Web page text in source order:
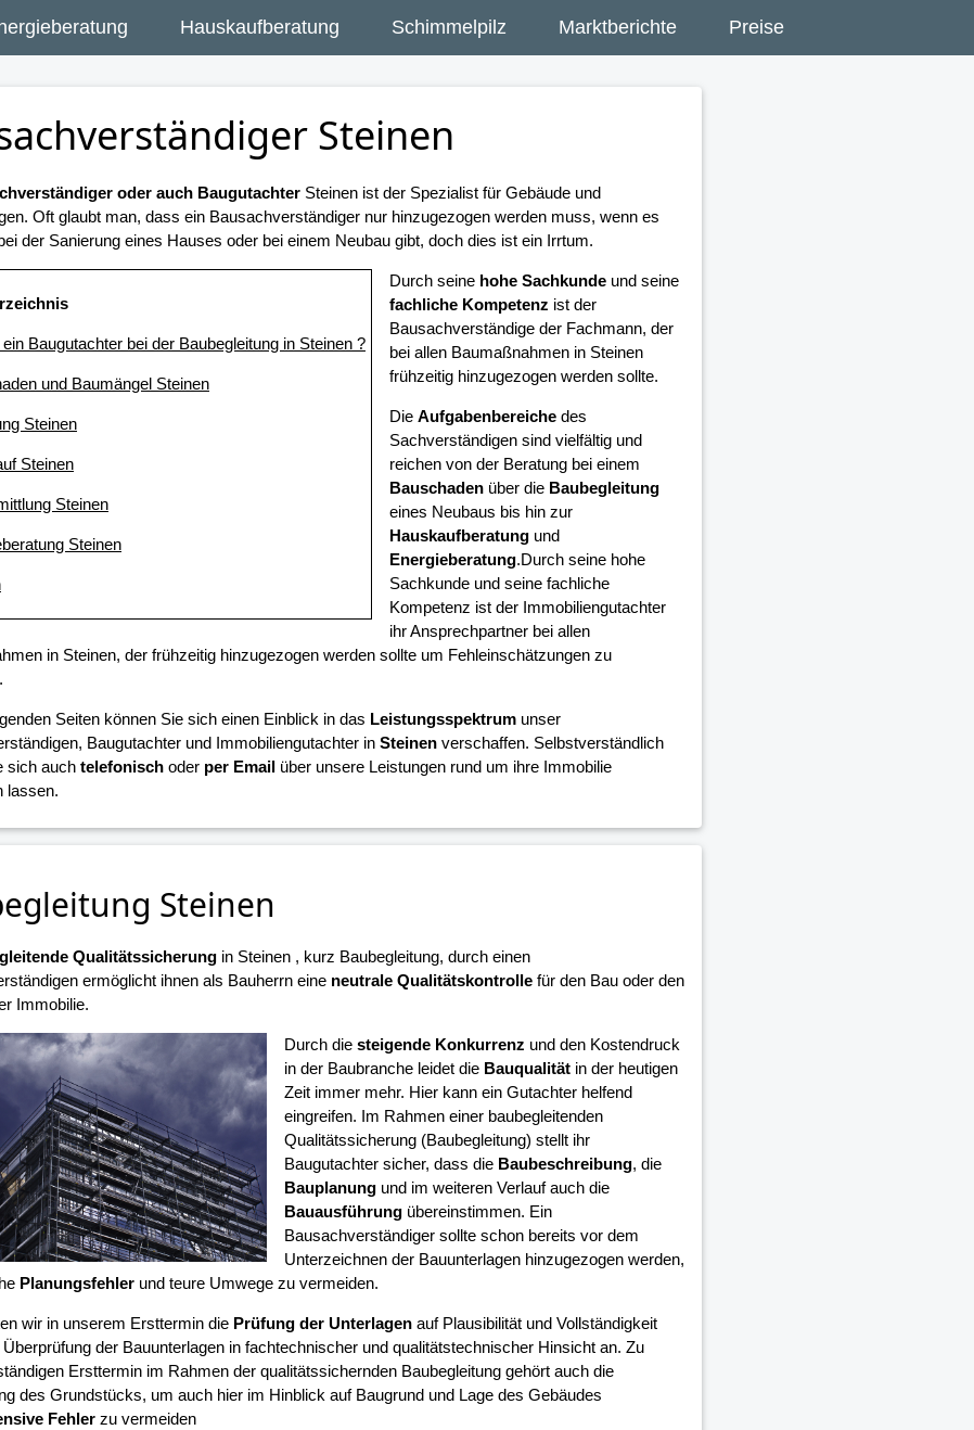
Hauskaufberatung Schimmelpilz Marktberichte Preise
Steinen
oder auch BaugutachterSteinen ist der Spezialist für Gebäude und
Oft glaubt man, dass ein Bausachverständiger nur hinzugezogen werden muss, wenn es
der Sanierung eines Hauses oder bei einem Neubau gibt, doch dies ist ein Irrtum.
ein Baugutachter bei der Baubegleitung in Steinen ?
und Baumängel Steinen
Steinen
Steinen
Steinen
Steinen
Durch seine hohe Sachkundeund seine
fachliche Kompetenz ist der
Bausachverständige der Fachmann, der
bei allen Baumaßnahmen in Steinen
frühzeitig hinzugezogen werden sollte.
Die Aufgabenbereichedes
Sachverständigen sind vielfältig und
reichen von der Beratung bei einem
Bauschadenüber die Baubegleitung
eines Neubaus bis hin zur
Hauskaufberatungund
Energieberatung.Durch seine hohe
Sachkunde und seine fachliche
Kompetenz ist der Immobiliengutachter
ihr Ansprechpartner bei allen
in Steinen, der frühzeitig hinzugezogen werden sollte um Fehleinschätzungen zu
Seiten können Sie sich einen Einblick in das Leistungsspektrumunser
Baugutachter und Immobiliengutachter in Steinenverschaffen. Selbstverständlich
sich auch telefonischoder per Emailüber unsere Leistungen rund um ihre Immobilie
lassen.
Steinen
Qualitätssicherungin Steinen , kurz Baubegleitung, durch einen
ermöglicht ihnen als Bauherrn eine neutrale Qualitätskontrollefür den Bau oder den
Immobilie.
Durch die steigende Konkurrenz und den Kostendruck
in der Baubranche leidet die Bauqualitätin der heutigen
Zeit immer mehr. Hier kann ein Gutachter helfend
eingreifen. Im Rahmen einer baubegleitenden
Qualitätssicherung (Baubegleitung) stellt ihr
Baugutachter sicher, dass die Baubeschreibung, die
Bauplanungund im weiteren Verlauf auch die
Bauausführungübereinstimmen. Ein
Bausachverständiger sollte schon bereits vor dem
Unterzeichnen der Bauunterlagen hinzugezogen werden,
Planungsfehlerund teure Umwege zu vermeiden.
wir in unserem Ersttermin die Prüfung der Unterlagenauf Plausibilität und Vollständigkeit
der Bauunterlagen in fachtechnischer und qualitätstechnischer Hinsicht an. Zu
Ersttermin im Rahmen der qualitätssichernden Baubegleitung gehört auch die
des Grundstücks, um auch hier im Hinblick auf Baugrund und Lage des Gebäudes
Fehlerzu vermeiden